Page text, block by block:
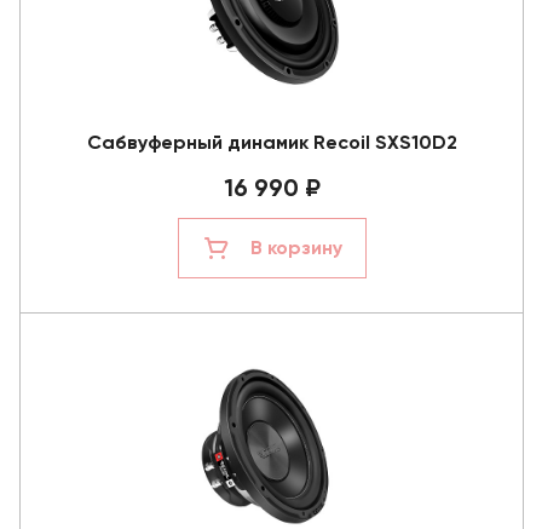
Сабвуферный динамик Recoil SXS10D2
16 990 ₽
В корзину